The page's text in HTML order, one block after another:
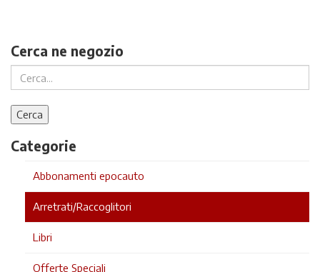
Cerca ne negozio
Categorie
Abbonamenti epocauto
Arretrati/Raccoglitori
Libri
Offerte Speciali